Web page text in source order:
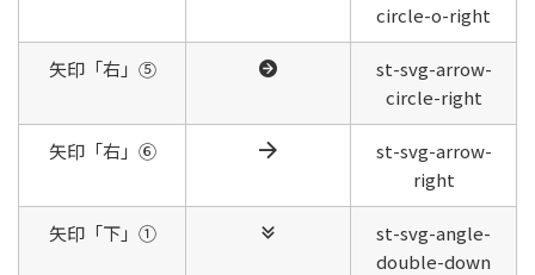
circle-o-right
矢印「右」⑤
st-svg-arrow-
circle-right
矢印「右」⑥
st-svg-arrow-
right
矢印「下」①
st-svg-angle-
double-down